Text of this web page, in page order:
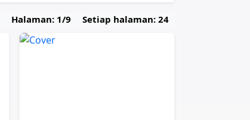
Halaman: 1/9 Setiap halaman: 24